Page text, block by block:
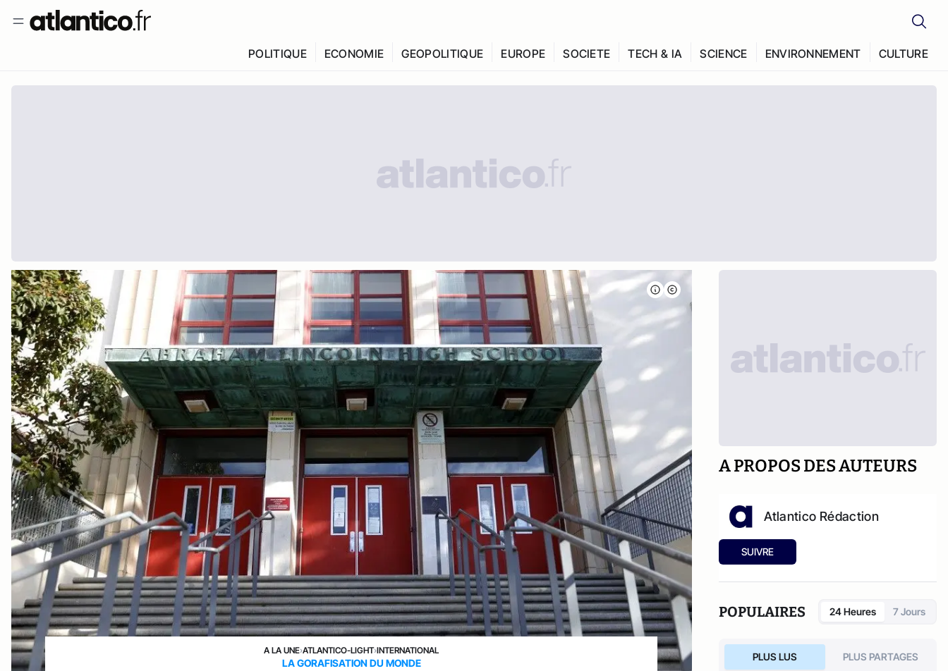
POLITIQUE ECONOMIE GEOPOLITIQUE EUROPE SOCIETE TECH & IA SCIENCE ENVIRONNEMENT CULTURE
A LA UNE›ATLANTICO-LIGHT›INTERNATIONAL
LA GORAFISATION DU MONDE
A PROPOS DES AUTEURS
Atlantico Rédaction
SUIVRE
POPULAIRES 24 Heures 7 Jours
PLUS LUS PLUS PARTAGES